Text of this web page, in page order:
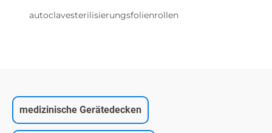
autoclavesterilisierungsfolienrollen
medizinische Gerätedecken